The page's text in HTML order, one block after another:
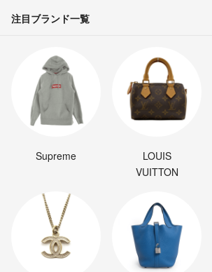
注目ブランド一覧
Supreme
LOUIS
VUITTON